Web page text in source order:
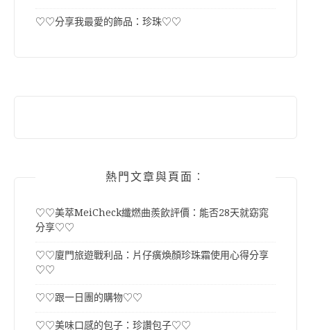
♡♡分享我最愛的飾品：珍珠♡♡
熱門文章與頁面︰
♡♡美萃MeiCheck纖燃曲羨飲評價：能否28天就窈窕
分享♡♡
♡♡廈門旅遊戰利品：片仔癀煥顏珍珠霜使用心得分享
♡♡
♡♡跟一日團的購物♡♡
♡♡美味口感的包子：珍讚包子♡♡